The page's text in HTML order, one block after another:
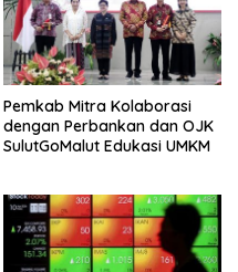
Pemkab Mitra Kolaborasi
dengan Perbankan dan OJK
SulutGoMalut Edukasi UMKM